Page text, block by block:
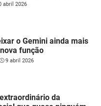
abril 2026
o Gemini ainda mais
função
9 abril 2026
da